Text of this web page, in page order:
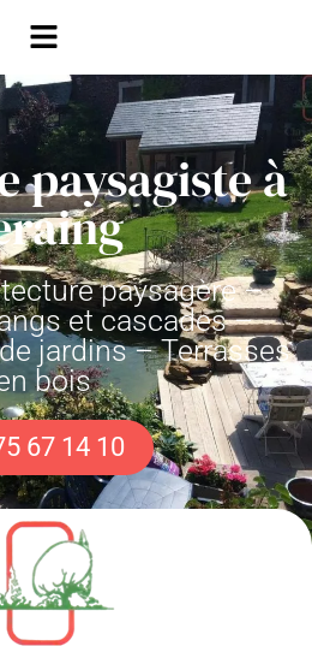
paysagiste à
paysagère –
et cascades –
jardins – Terrasses
bois
67 14 10